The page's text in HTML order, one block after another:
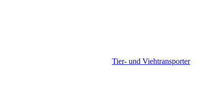
Tier- und Viehtransporter